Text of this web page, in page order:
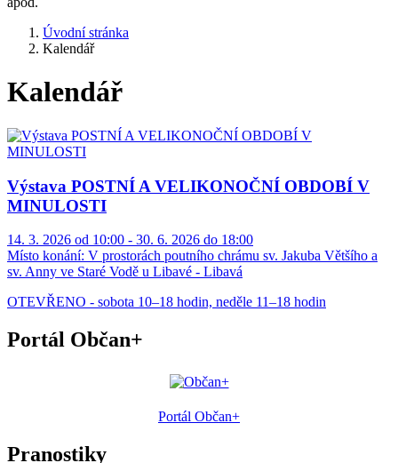
Úvodní stránka
Kalendář
Kalendář
Výstava POSTNÍ A VELIKONOČNÍ OBDOBÍ V
MINULOSTI
14. 3. 2026 od 10:00 - 30. 6. 2026 do 18:00
Místo konání: V prostorách poutního chrámu sv. Jakuba Většího a
sv. Anny ve Staré Vodě u Libavé - Libavá
OTEVŘENO - sobota 10–18 hodin, neděle 11–18 hodin
Portál Občan+
Portál Občan+
Pranostiky